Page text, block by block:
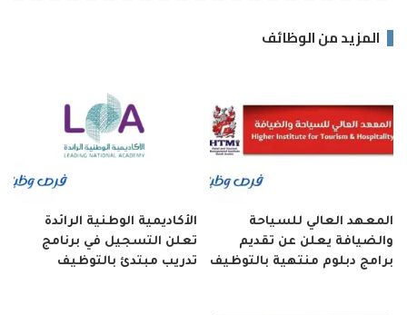
المزيد من الوظائف
المعهد العالي للسياحة
والضيافة يعلن عن تقديم
برامج دبلوم منتهية بالتوظيف
الأكاديمية الوطنية الرائدة
تعلن التسجيل في برنامج
تدريب مبتدئ بالتوظيف